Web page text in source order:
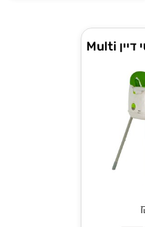
כסא אוכל מולטי דיין Multi